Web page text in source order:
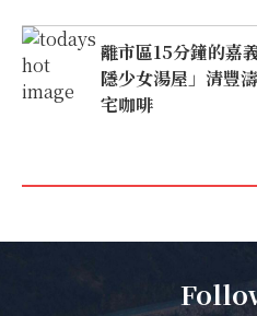
離市區15分鐘的嘉
隱少女湯屋」清豐
宅咖啡